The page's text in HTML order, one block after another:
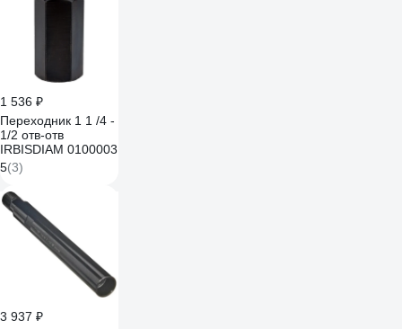
1 536 ₽
Переходник 1 1 /4 -
1/2 отв-отв
IRBISDIAM 0100003
5(3)
3 937 ₽